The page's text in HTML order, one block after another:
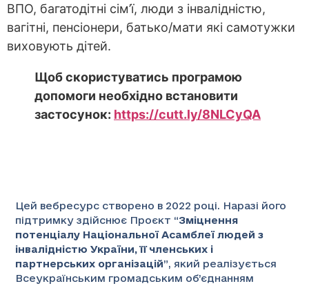
ВПО, багатодітні сім’ї, люди з інвалідністю,
вагітні, пенсіонери, батько/мати які самотужки
виховують дітей.
Щоб скористуватись програмою
допомоги необхідно встановити
застосунок: https://cutt.ly/8NLCyQA
Цей вебресурс створено в 2022 році. Наразі його
підтримку здійснює Проєкт “Зміцнення
потенціалу Національної Асамблеї людей з
інвалідністю України, її членських і
партнерських організацій”, який реалізується
Всеукраїнським громадським об’єднанням